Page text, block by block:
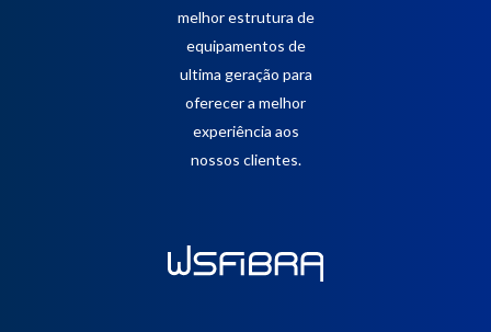
melhor estrutura de
equipamentos de
ultima geração para
oferecer a melhor
experiência aos
nossos clientes.